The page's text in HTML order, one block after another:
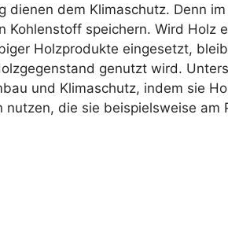
dienen dem Klimaschutz. Denn
Kohlenstoff speichern. Wird Holz
Holzprodukte eingesetzt,
genutzt wird.
und Klimaschutz, indem sie
die sie beispielsweise am